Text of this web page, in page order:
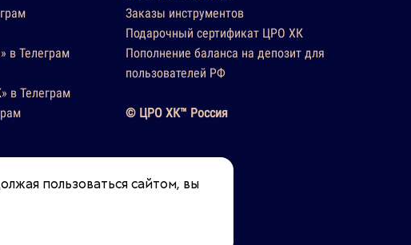
в Телеграм
в Телеграм
Заказы инструментов
Подарочный сертификат ЦРО ХК
Пополнение баланса на депозит для
пользователей РФ
© ЦРО ХК™ Россия
пользоваться сайтом, вы